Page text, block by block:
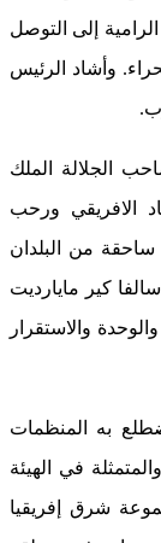
إلى التوصل
وأشاد الرئيس
الجلالة الملك
الافريقي ورحب
من البلدان
كير مايارديت
والاستقرار
به المنظمات
في الهيئة
شرق إفريقيا